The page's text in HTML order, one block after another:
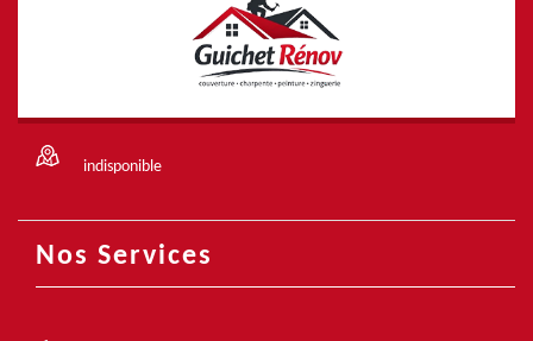
indisponible
Nos Services